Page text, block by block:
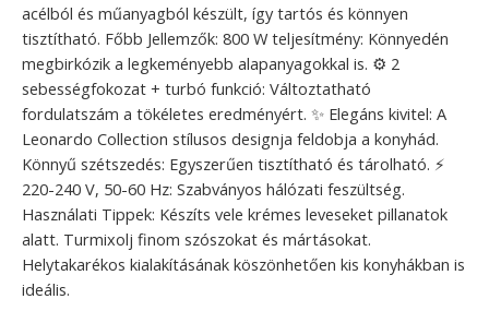
acélból és műanyagból készült, így tartós és könnyen
tisztítható. Főbb Jellemzők: 800 W teljesítmény: Könnyedén
megbirkózik a legkeményebb alapanyagokkal is. ⚙️ 2
sebességfokozat + turbó funkció: Változtatható
fordulatszám a tökéletes eredményért. ✨ Elegáns kivitel: A
Leonardo Collection stílusos designja feldobja a konyhád. ️
Könnyű szétszedés: Egyszerűen tisztítható és tárolható. ⚡
220-240 V, 50-60 Hz: Szabványos hálózati feszültség.
Használati Tippek: Készíts vele krémes leveseket pillanatok
alatt. Turmixolj finom szószokat és mártásokat.
Helytakarékos kialakításának köszönhetően kis konyhákban is
ideális.